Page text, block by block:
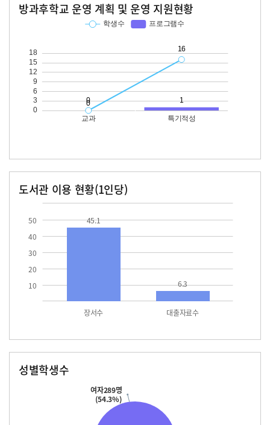
방과후학교 운영 계획 및 운영 지원현황
도서관 이용 현황(1인당)
10
20
30
40
50
장서수 대출자료수
45.1
6.3
성별학생수
여자289명
(54.3%)